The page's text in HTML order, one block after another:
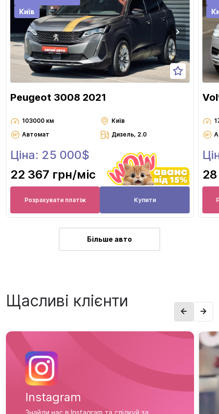
Київ
Peugeot 3008 2021
103000 км
Київ
Автомат
Дизель, 2.0
Ціна: 25 000$
22 367 грн/міс
Розрахувати платіж Купити
Більше авто
Щасливі клієнти
Instagram